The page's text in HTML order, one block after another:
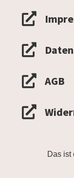


 AGB

Das ist